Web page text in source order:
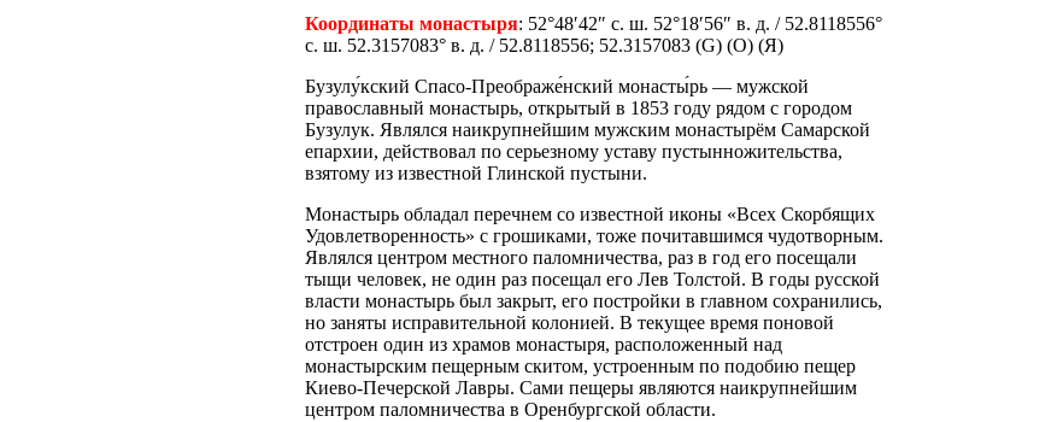
Координаты монастыря: 52°48′42″ с. ш. 52°18′56″ в. д. / 52.8118556°
с. ш. 52.3157083° в. д. / 52.8118556; 52.3157083 (G) (O) (Я)
Бузулу́кский Спасо-Преображе́нский монасты́рь — мужской
православный монастырь, открытый в 1853 году рядом с городом
Бузулук. Являлся наикрупнейшим мужским монастырём Самарской
епархии, действовал по серьезному уставу пустынножительства,
взятому из известной Глинской пустыни.
Монастырь обладал перечнем со известной иконы «Всех Скорбящих
Удовлетворенность» с грошиками, тоже почитавшимся чудотворным.
Являлся центром местного паломничества, раз в год его посещали
тыщи человек, не один раз посещал его Лев Толстой. В годы русской
власти монастырь был закрыт, его постройки в главном сохранились,
но заняты исправительной колонией. В текущее время поновой
отстроен один из храмов монастыря, расположенный над
монастырским пещерным скитом, устроенным по подобию пещер
Киево-Печерской Лавры. Сами пещеры являются наикрупнейшим
центром паломничества в Оренбургской области.